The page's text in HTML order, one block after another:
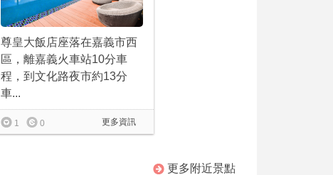
尊皇大飯店座落在嘉義市西
區，離嘉義火車站10分車
程，到文化路夜市約13分
車...
更多資訊
1 0
更多附近景點